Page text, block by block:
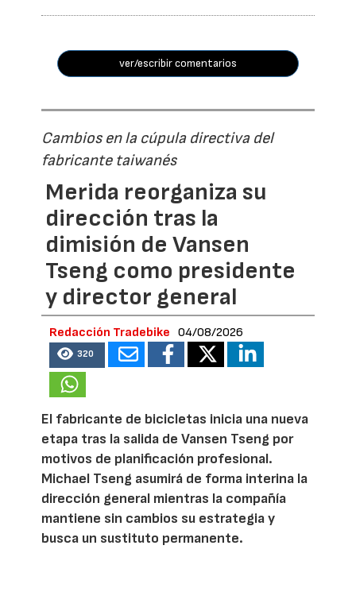
ver/escribir comentarios
Cambios en la cúpula directiva del
fabricante taiwanés
Merida reorganiza su
dirección tras la
dimisión de Vansen
Tseng como presidente
y director general
Redacción Tradebike 04/08/2026
320
El fabricante de bicicletas inicia una nueva
etapa tras la salida de Vansen Tseng por
motivos de planificación profesional.
Michael Tseng asumirá de forma interina la
dirección general mientras la compañía
mantiene sin cambios su estrategia y
busca un sustituto permanente.